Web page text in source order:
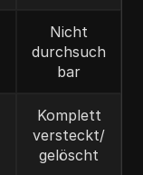
Nicht
durchsuch
bar
Komplett
versteckt/
gelöscht